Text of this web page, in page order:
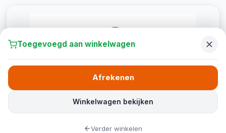
Toegevoegd aan winkelwagen
Winkelwagen bekijken
Afrekenen
Verder winkelen